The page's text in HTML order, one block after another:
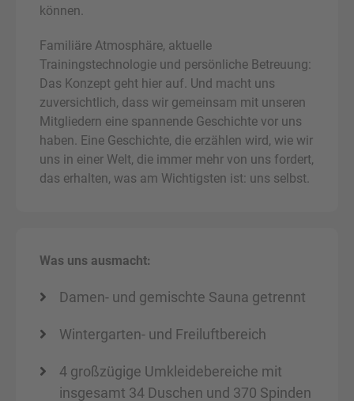
können.
Familiäre Atmosphäre, aktuelle
Trainingstechnologie und persönliche Betreuung:
Das Konzept geht hier auf. Und macht uns
zuversichtlich, dass wir gemeinsam mit unseren
Mitgliedern eine spannende Geschichte vor uns
haben. Eine Geschichte, die erzählen wird, wie wir
uns in einer Welt, die immer mehr von uns fordert,
das erhalten, was am Wichtigsten ist: uns selbst.
Was uns ausmacht:
Damen- und gemischte Sauna getrennt
Wintergarten- und Freiluftbereich
4 großzügige Umkleidebereiche mit
insgesamt 34 Duschen und 370 Spinden